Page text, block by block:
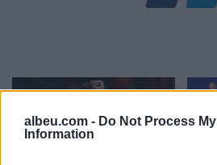
albeu.com - Do Not Process
Information